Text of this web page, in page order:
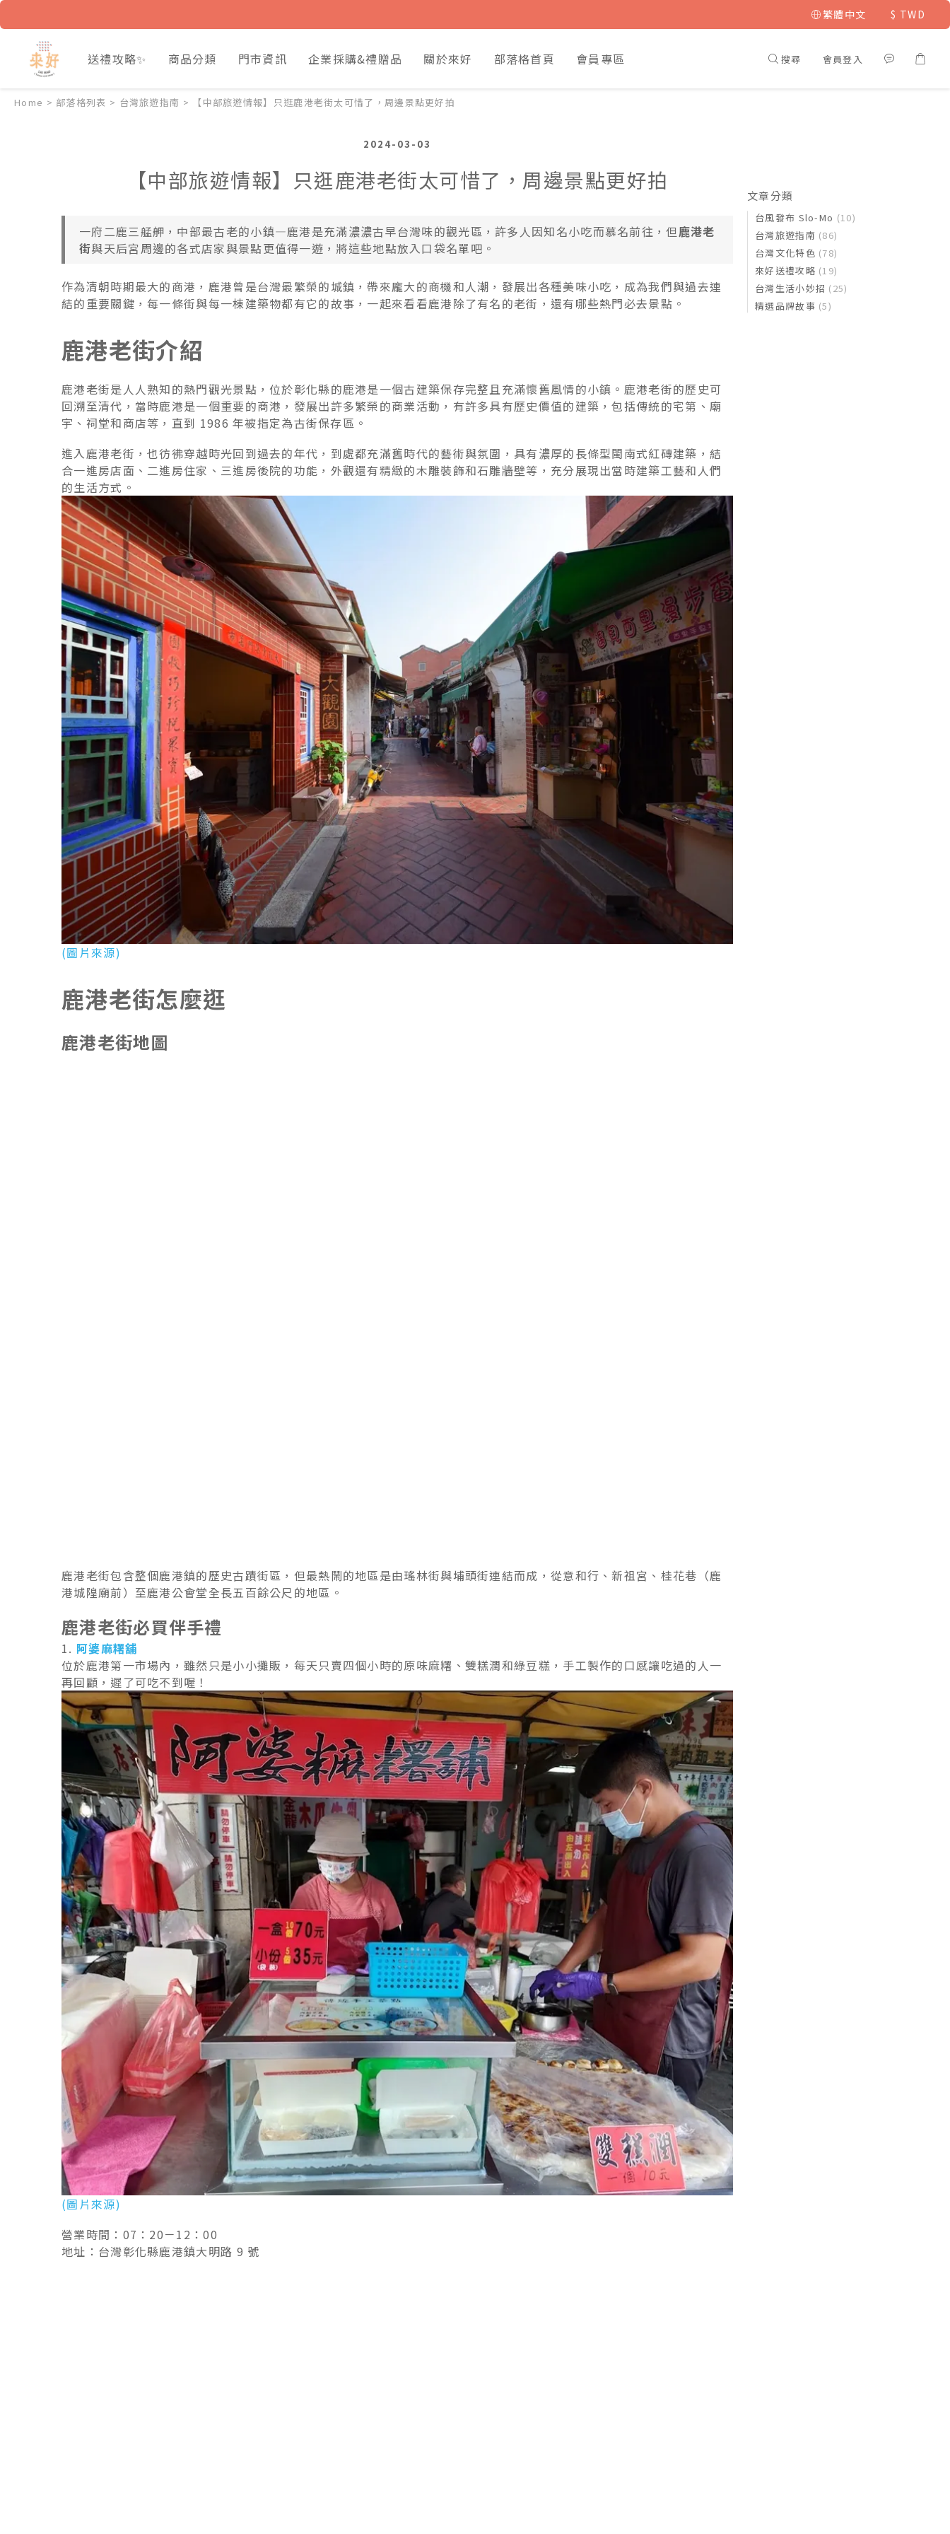
繁體中文 $ TWD
送禮攻略✨ 商品分類 門市資訊 企業採購&禮贈品 關於來好 部落格首頁 會員專區 搜尋 會員登入
Home > 部落格列表 > 台灣旅遊指南 > 【中部旅遊情報】只逛鹿港老街太可惜了，周邊景點更好拍
2024-03-03
【中部旅遊情報】只逛鹿港老街太可惜了，周邊景點更好拍
一府二鹿三艋舺，中部最古老的小鎮—鹿港是充滿濃濃古早台灣味的觀光區，許多人因知名小吃而慕名前往，但鹿港老
街與天后宮周邊的各式店家與景點更值得一遊，將這些地點放入口袋名單吧。
作為清朝時期最大的商港，鹿港曾是台灣最繁榮的城鎮，帶來龐大的商機和人潮，發展出各種美味小吃，成為我們與過去連
結的重要關鍵，每一條街與每一棟建築物都有它的故事，一起來看看鹿港除了有名的老街，還有哪些熱門必去景點。
鹿港老街介紹
鹿港老街是人人熟知的熱門觀光景點，位於彰化縣的鹿港是一個古建築保存完整且充滿懷舊風情的小鎮。鹿港老街的歷史可
回溯至清代，當時鹿港是一個重要的商港，發展出許多繁榮的商業活動，有許多具有歷史價值的建築，包括傳統的宅第、廟
宇、祠堂和商店等，直到 1986 年被指定為古街保存區。
進入鹿港老街，也彷彿穿越時光回到過去的年代，到處都充滿舊時代的藝術與氛圍，具有濃厚的長條型閩南式紅磚建築，結
合一進房店面、二進房住家、三進房後院的功能，外觀還有精緻的木雕裝飾和石雕牆壁等，充分展現出當時建築工藝和人們
的生活方式。
(圖片來源)
鹿港老街怎麼逛
鹿港老街地圖
鹿港老街包含整個鹿港鎮的歷史古蹟街區，但最熱鬧的地區是由瑤林街與埔頭街連結而成，從意和行、新祖宮、桂花巷（鹿
港城隍廟前）至鹿港公會堂全長五百餘公尺的地區。
鹿港老街必買伴手禮
1. 阿婆麻糬舖
位於鹿港第一市場內，雖然只是小小攤販，每天只賣四個小時的原味麻糬、雙糕潤和綠豆糕，手工製作的口感讓吃過的人一
再回顧，遲了可吃不到喔！
(圖片來源)
營業時間：07：20－12：00
地址：台灣彰化縣鹿港鎮大明路 9 號
文章分類
台風發布 Slo-Mo (10)
台灣旅遊指南 (86)
台灣文化特色 (78)
來好送禮攻略 (19)
台灣生活小妙招 (25)
精選品牌故事 (5)